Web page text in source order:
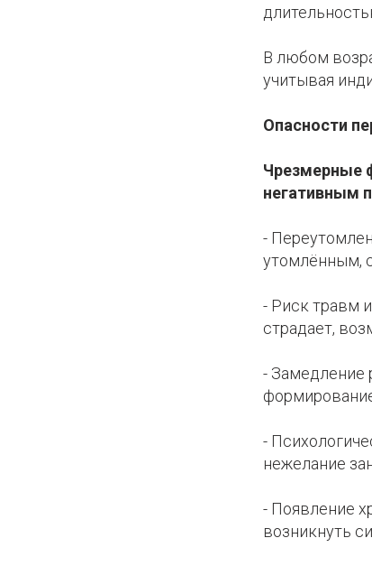
В любом
учитывая
Опасности
Чрезмерные
негативным
-
утомлённым,
- Риск травм
страдает,
- Замедление
-
нежелание
- Появление
возникнуть